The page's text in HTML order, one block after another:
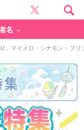
名
」マイメロ・シナモン・プ